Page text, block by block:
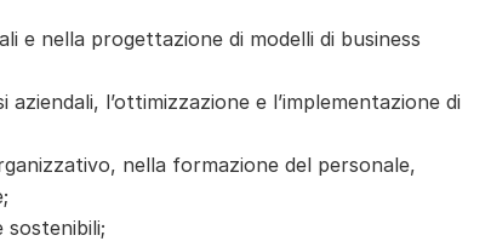
e nella progettazione di modelli di business
l’ottimizzazione e l’implementazione di
nella formazione del personale,
sostenibili;